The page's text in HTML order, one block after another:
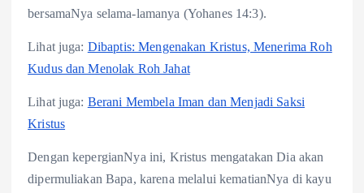
bersamaNya selama-lamanya (Yohanes 14:3).
Lihat juga: Dibaptis: Mengenakan Kristus, Menerima Roh
Kudus dan Menolak Roh Jahat
Lihat juga: Berani Membela Iman dan Menjadi Saksi
Kristus
Dengan kepergianNya ini, Kristus mengatakan Dia akan
dipermuliakan Bapa, karena melalui kematianNya di kayu